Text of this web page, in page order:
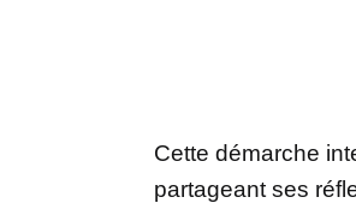
Cette démarche
partageant ses